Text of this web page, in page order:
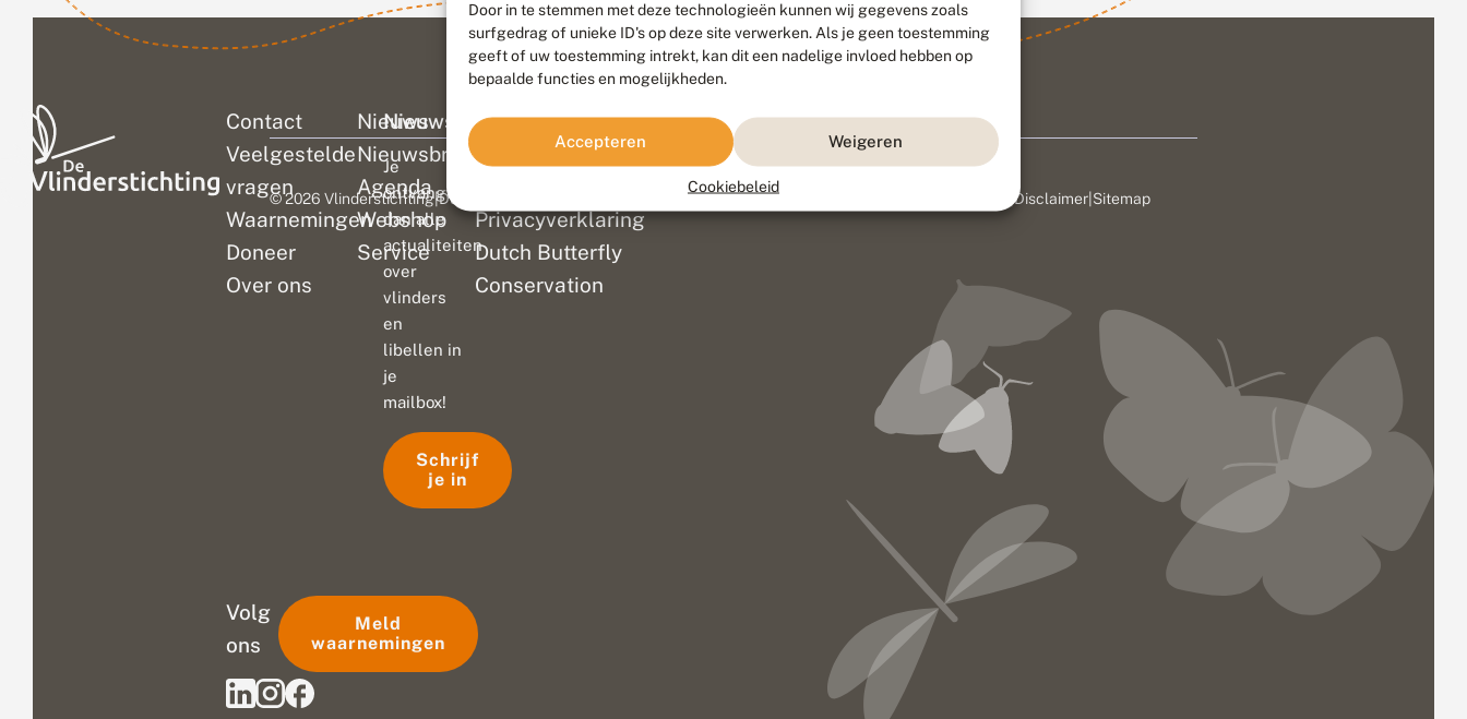
Door in te stemmen met deze technologieën kunnen wij gegevens zoals
surfgedrag of unieke ID's op deze site verwerken. Als je geen toestemming
geeft of uw toestemming intrekt, kan dit een nadelige invloed hebben op
bepaalde functies en mogelijkheden.
Accepteren Weigeren
Cookiebeleid
Contact
Veelgestelde
vragen
Waarnemingen
Doneer
Over ons
Nieuws
Nieuwsbrief
Agenda
Webshop
Service
Colofon
Disclaimer
Privacyverklaring
Dutch Butterfly
Conservation
Nieuwsbrief
Je
ontvangt
dan alle
actualiteiten
over
vlinders
en
libellen in
je
mailbox!
Schrijf
je in
Volg
ons
Meld
waarnemingen
© 2026 Vlinderstichting|Duurzaam ontwikkeld door Go2People, ontworpen door Disclaimer Sitemap